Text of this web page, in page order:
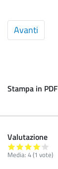
Articolo
successivo:
Attività
e
(PIAO)
2025
Avanti
Stampa in PDF
Valutazione
Media: 4(1 vote)